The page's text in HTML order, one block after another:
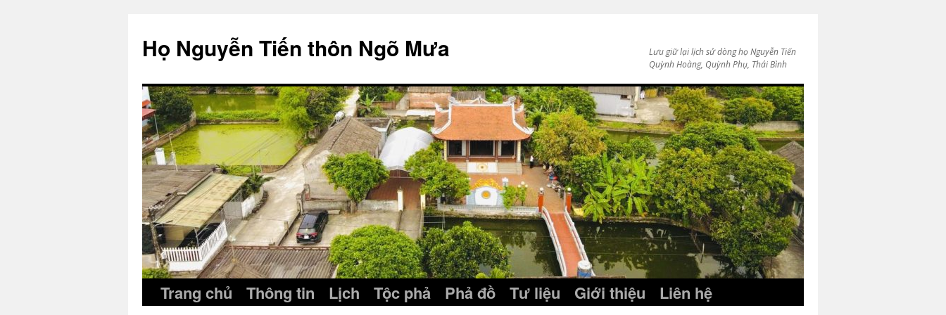
content
Họ Nguyễn Tiến thôn Ngõ Mưa
Lưu giữ lại lịch sử dòng họ Nguyễn Tiến
Quỳnh Hoàng, Quỳnh Phụ, Thái Bình
Trang chủ Thông tin Lịch Tộc phả Phả đồ Tư liệu Giới thiệu Liên hệ